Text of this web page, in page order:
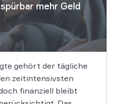
mehr Geld
gehört der tägliche
zeitintensivsten
finanziell bleibt